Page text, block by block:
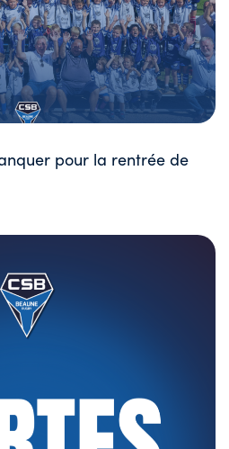
pour la rentrée de